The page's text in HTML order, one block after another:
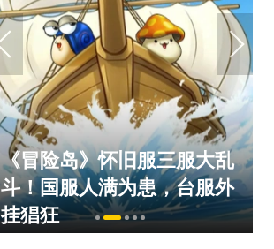
《冒险岛》怀旧服三服大乱
斗！国服人满为患，台服外
挂猖狂